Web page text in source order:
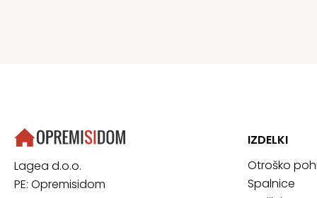
Lagea d.o.o.
PE: Opremisidom
IZDELKI
Otroško
Spalnice